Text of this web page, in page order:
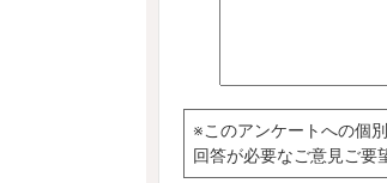
※このアンケートへの個
回答が必要なご意見ご要